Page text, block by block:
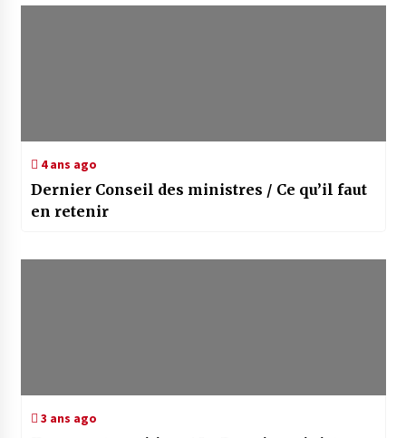
4 ans ago
Dernier Conseil des ministres / Ce qu’il faut
en retenir
3 ans ago